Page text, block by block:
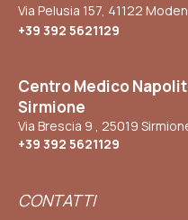
Via Pelusia 157, 41122
+39 392 5621129
Centro Medico
Sirmione
Via Brescia 9 , 25019
+39 392 5621129
CONTATTI